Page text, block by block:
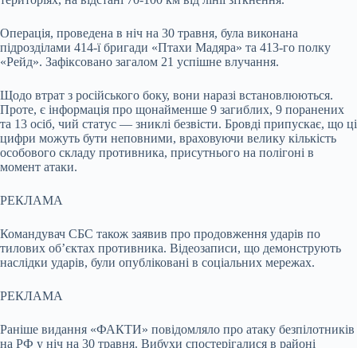
Операція, проведена в ніч на 30 травня, була виконана
підрозділами 414-ї бригади «Птахи Мадяра» та 413-го полку
«Рейд». Зафіксовано загалом 21 успішне влучання.
Щодо втрат з російського боку, вони наразі встановлюються.
Проте, є інформація про щонайменше 9 загиблих, 9 поранених
та 13 осіб, чий статус — зниклі безвісти. Бровді припускає, що ці
цифри можуть бути неповними, враховуючи велику кількість
особового складу противника, присутнього на полігоні в
момент атаки.
РЕКЛАМА
Командувач СБС також заявив про продовження ударів по
тилових об’єктах противника. Відеозаписи, що демонструють
наслідки ударів, були опубліковані в соціальних мережах.
РЕКЛАМА
Раніше видання «ФАКТИ» повідомляло про атаку безпілотників
на РФ у ніч на 30 травня. Вибухи спостерігалися в районі